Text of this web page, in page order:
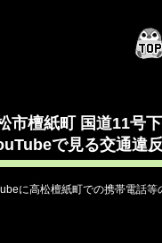
市檀紙町 国道11号
で見る交通違
に高松檀紙町での携帯電話等